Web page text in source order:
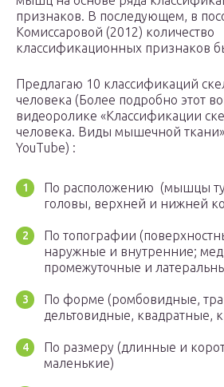
признаков. В последующем, в
Комиссаровой (2012) количество
классификационных признаков
Предлагаю 10 классификаций
человека (Более подробно этот
видеоролике «Классификации
человека. Виды мышечной
YouTube) :
По расположению (мышцы
головы, верхней и нижней
По топографии
наружные и внутренние;
промежуточные и
По форме (ромбовидные,
дельтовидные, квадратные,
По размеру (длинные и
маленькие)